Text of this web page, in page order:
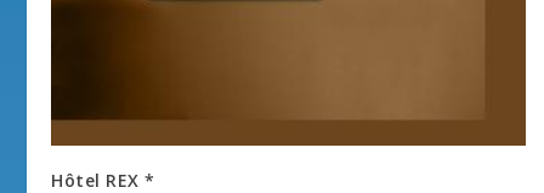
Hôtel REX *